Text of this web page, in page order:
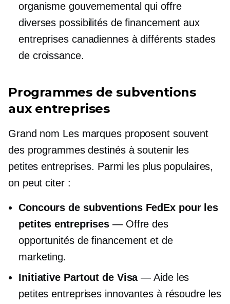
organisme gouvernemental qui offre
diverses possibilités de financement aux
entreprises canadiennes à différents stades
de croissance.
Programmes de subventions
aux entreprises
Grand nom Les marques proposent souvent
des programmes destinés à soutenir les
petites entreprises. Parmi les plus populaires,
on peut citer :
Concours de subventions FedEx pour les
petites entreprises — Offre des
opportunités de financement et de
marketing.
Initiative Partout de Visa— Aide les
petites entreprises innovantes à résoudre les